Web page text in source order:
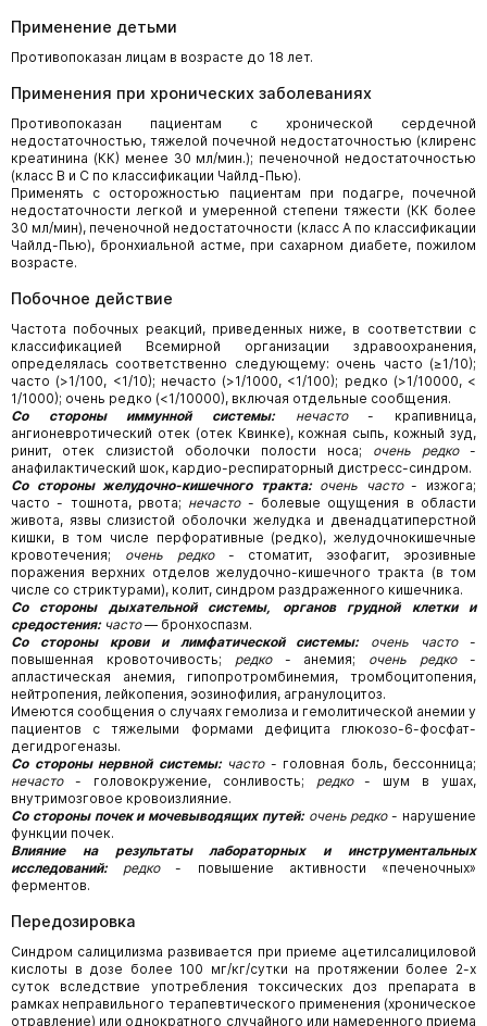
Применение детьми
Противопоказан лицам в возрасте до 18 лет.
Применения при хронических заболеваниях
Противопоказан пациентам с хронической сердечной
недостаточностью, тяжелой почечной недостаточностью (клиренс
креатинина (КК) менее 30 мл/мин.); печеночной недостаточностью
(класс В и С по классификации Чайлд-Пью).
Применять с осторожностью пациентам при подагре, почечной
недостаточности легкой и умеренной степени тяжести (КК более
30 мл/мин), печеночной недостаточности (класс А по классификации
Чайлд-Пью), бронхиальной астме, при сахарном диабете, пожилом
возрасте.
Побочное действие
Частота побочных реакций, приведенных ниже, в соответствии с
классификацией Всемирной организации здравоохранения,
определялась соответственно следующему: очень часто (≥1/10);
часто (>1/100, <1/10); нечасто (>1/1000, <1/100); редко (>1/10000, <
1/1000); очень редко (<1/10000), включая отдельные сообщения.
Со стороны иммунной системы:
нечасто- крапивница,
ангионевротический отек (отек Квинке), кожная сыпь, кожный зуд,
ринит, отек слизистой оболочки полости носа; очень редко-
анафилактический шок, кардио-респираторный дистресс-синдром.
Со стороны желудочно-кишечного тракта: очень часто- изжога;
часто - тошнота, рвота; нечасто- болевые ощущения в области
живота, язвы слизистой оболочки желудка и двенадцатиперстной
кишки, в том числе перфоративные (редко), желудочнокишечные
кровотечения; очень редко- стоматит, эзофагит, эрозивные
поражения верхних отделов желудочно-кишечного тракта (в том
числе со стриктурами), колит, синдром раздраженного кишечника.
Со стороны дыхательной системы, органов грудной клетки и
средостения: часто— бронхоспазм.
Со стороны крови и лимфатической системы:
очень часто-
повышенная кровоточивость; редко- анемия; очень редко-
апластическая анемия, гипопротромбинемия, тромбоцитопения,
нейтропения, лейкопения, эозинофилия, агранулоцитоз.
Имеются сообщения о случаях гемолиза и гемолитической анемии у
пациентов с тяжелыми формами дефицита глюкозо-6-фосфат-
дегидрогеназы.
Со стороны нервной системы: часто- головная боль, бессонница;
нечасто- головокружение, сонливость; редко- шум в ушах,
внутримозговое кровоизлияние.
Со стороны почек и мочевыводящих путей: очень редко- нарушение
функции почек.
Влияние на результаты лабораторных и инструментальных
исследований:
редко- повышение активности «печеночных»
ферментов.
Передозировка
Синдром салицилизма развивается при приеме ацетилсалициловой
кислоты в дозе более 100 мг/кг/сутки на протяжении более 2-х
суток вследствие употребления токсических доз препарата в
рамках неправильного терапевтического применения (хроническое
отравление) или однократного случайного или намеренного приема